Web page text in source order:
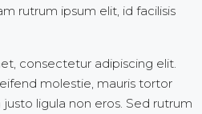
rutrum ipsum elit, id facilisis
consectetur adipiscing elit.
molestie, mauris tortor
ligula non eros. Sed rutrum